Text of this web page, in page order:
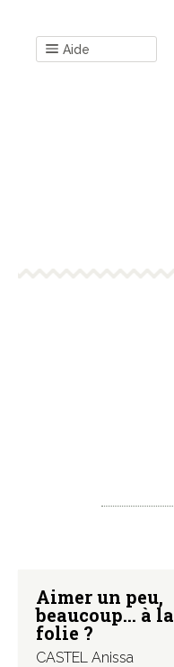
Aide
Aimer un peu,
beaucoup… à la
folie ?
CASTEL Anissa